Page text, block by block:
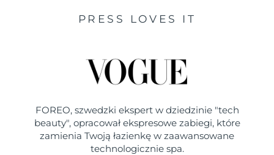
PRESS LOVES IT
FOREO, szwedzki ekspert w dziedzinie "tech
beauty", opracował ekspresowe zabiegi, które
zamienia Twoją łazienkę w zaawansowane
technologicznie spa.